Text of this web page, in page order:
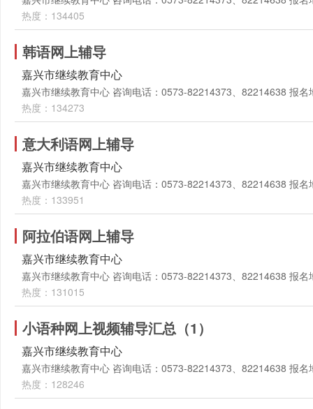
热度：134405
韩语网上辅导
嘉兴市继续教育中心
嘉兴市继续教育中心 咨询电话：0573-82214373、82214638 报
热度：134273
意大利语网上辅导
嘉兴市继续教育中心
嘉兴市继续教育中心 咨询电话：0573-82214373、82214638 报
热度：133951
阿拉伯语网上辅导
嘉兴市继续教育中心
嘉兴市继续教育中心 咨询电话：0573-82214373、82214638 报
热度：131015
小语种网上视频辅导汇总（1）
嘉兴市继续教育中心
嘉兴市继续教育中心 咨询电话：0573-82214373、82214638 报
热度：128246